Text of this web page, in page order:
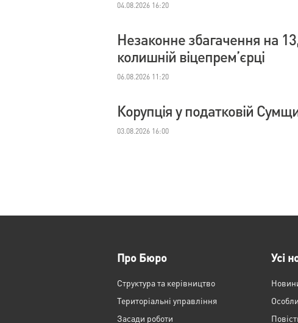
04.08.2026 16:20
Незаконне збагачення на
колишній віцепрем’єрці
06.08.2026 11:20
Корупція у податковій
03.08.2026 16:00
Про Бюро
Структура та керівництво
Територіальні управління
Засади роботи
Усі